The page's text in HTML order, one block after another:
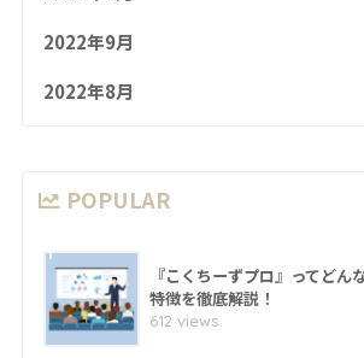
2022年9月
2022年8月
POPULAR
1
『こくちーずプロ』ってどん
特徴を徹底解説！
612 views